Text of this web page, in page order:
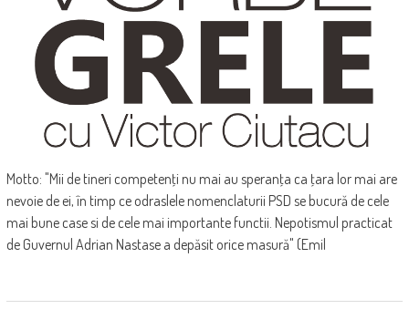
Motto: "Mii de tineri competenţi nu mai au speranţa ca ţara lor mai are
nevoie de ei, în timp ce odraslele nomenclaturii PSD se bucură de cele
mai bune case si de cele mai importante functii. Nepotismul practicat
de Guvernul Adrian Nastase a depăsit orice masură" (Emil